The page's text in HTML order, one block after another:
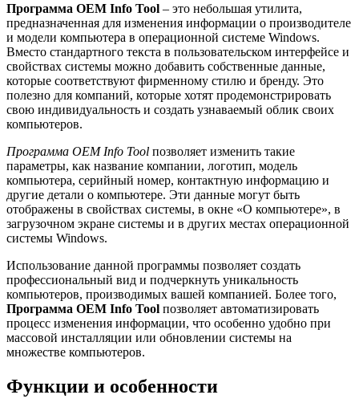
Программа OEM Info Tool – это небольшая утилита,
предназначенная для изменения информации о производителе
и модели компьютера в операционной системе Windows.
Вместо стандартного текста в пользовательском интерфейсе и
свойствах системы можно добавить собственные данные,
которые соответствуют фирменному стилю и бренду. Это
полезно для компаний, которые хотят продемонстрировать
свою индивидуальность и создать узнаваемый облик своих
компьютеров.
Программа OEM Info Tool позволяет изменить такие
параметры, как название компании, логотип, модель
компьютера, серийный номер, контактную информацию и
другие детали о компьютере. Эти данные могут быть
отображены в свойствах системы, в окне «О компьютере», в
загрузочном экране системы и в других местах операционной
системы Windows.
Использование данной программы позволяет создать
профессиональный вид и подчеркнуть уникальность
компьютеров, производимых вашей компанией. Более того,
Программа OEM Info Tool позволяет автоматизировать
процесс изменения информации, что особенно удобно при
массовой инсталляции или обновлении системы на
множестве компьютеров.
Функции и особенности